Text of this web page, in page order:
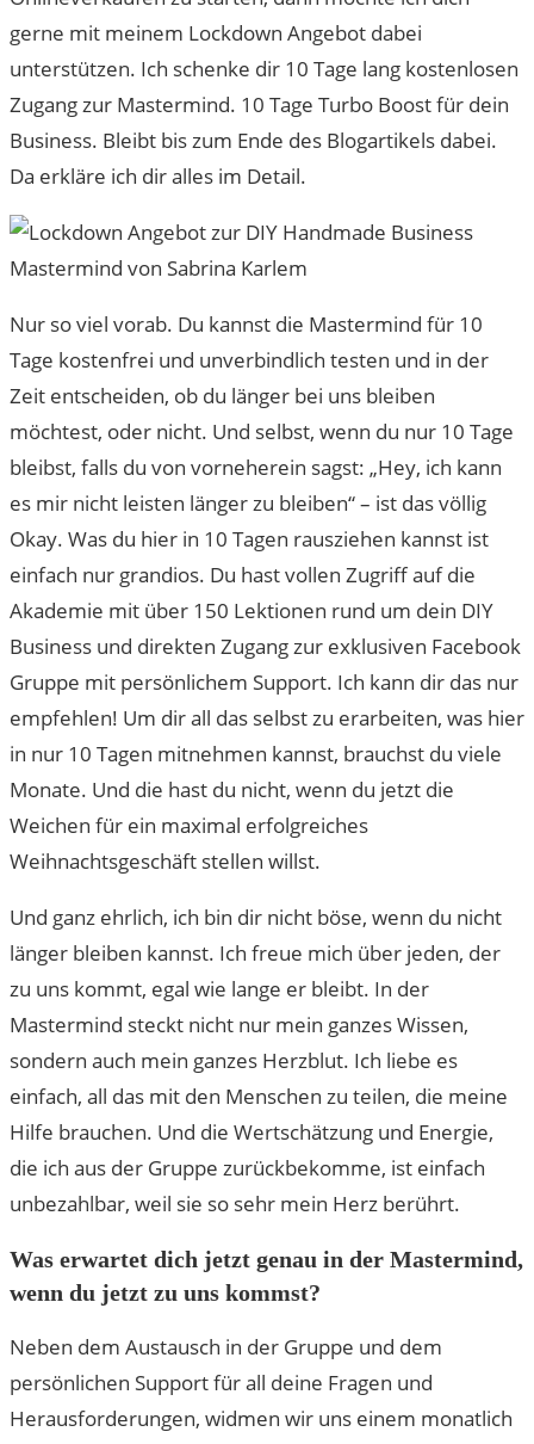
gerne mit meinem Lockdown Angebot dabei
unterstützen. Ich schenke dir 10 Tage lang kostenlosen
Zugang zur Mastermind. 10 Tage Turbo Boost für dein
Business. Bleibt bis zum Ende des Blogartikels dabei.
Da erkläre ich dir alles im Detail.
Nur so viel vorab. Du kannst die Mastermind für 10
Tage kostenfrei und unverbindlich testen und in der
Zeit entscheiden, ob du länger bei uns bleiben
möchtest, oder nicht. Und selbst, wenn du nur 10 Tage
bleibst, falls du von vorneherein sagst: „Hey, ich kann
es mir nicht leisten länger zu bleiben“ – ist das völlig
Okay. Was du hier in 10 Tagen rausziehen kannst ist
einfach nur grandios. Du hast vollen Zugriff auf die
Akademie mit über 150 Lektionen rund um dein DIY
Business und direkten Zugang zur exklusiven Facebook
Gruppe mit persönlichem Support. Ich kann dir das nur
empfehlen! Um dir all das selbst zu erarbeiten, was hier
in nur 10 Tagen mitnehmen kannst, brauchst du viele
Monate. Und die hast du nicht, wenn du jetzt die
Weichen für ein maximal erfolgreiches
Weihnachtsgeschäft stellen willst.
Und ganz ehrlich, ich bin dir nicht böse, wenn du nicht
länger bleiben kannst. Ich freue mich über jeden, der
zu uns kommt, egal wie lange er bleibt. In der
Mastermind steckt nicht nur mein ganzes Wissen,
sondern auch mein ganzes Herzblut. Ich liebe es
einfach, all das mit den Menschen zu teilen, die meine
Hilfe brauchen. Und die Wertschätzung und Energie,
die ich aus der Gruppe zurückbekomme, ist einfach
unbezahlbar, weil sie so sehr mein Herz berührt.
Was erwartet dich jetzt genau in der Mastermind,
wenn du jetzt zu uns kommst?
Neben dem Austausch in der Gruppe und dem
persönlichen Support für all deine Fragen und
Herausforderungen, widmen wir uns einem monatlich